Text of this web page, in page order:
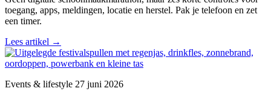
toegang, apps, meldingen, locatie en herstel. Pak je telefoon en zet
een timer.
Lees artikel →
Events & lifestyle 27 juni 2026